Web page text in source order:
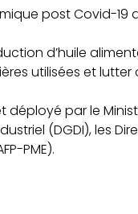
post Covid-19
d’huile
utilisées et
par le
(DGDI), les
PME).